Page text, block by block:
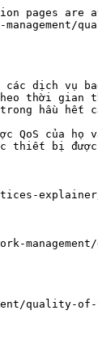
pages are
dịch vụ bao
thời gian
hầu hết
của họ
thiết bị được
quality-